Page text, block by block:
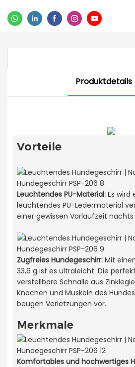
Produktdetails
Vorteile
Leuchtendes PU-Material:Es wird
leuchtendes PU-Ledermaterial
einer gewissen Vorlaufzeit
Zugfreies Hundegeschirr:Mit
33,6 g ist es ultraleicht. Die
verstellbare Schnalle aus
Knochen und Muskeln des
beugen Verletzungen vor.
Merkmale
Komfortables und hochwertiges